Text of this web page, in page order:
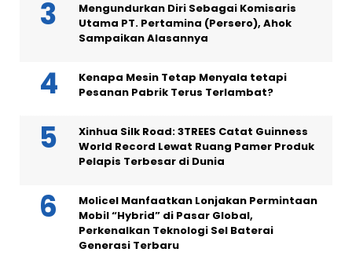
Mengundurkan Diri Sebagai Komisaris
Utama PT. Pertamina (Persero), Ahok
Sampaikan Alasannya
Kenapa Mesin Tetap Menyala tetapi
Pesanan Pabrik Terus Terlambat?
Xinhua Silk Road: 3TREES Catat Guinness
World Record Lewat Ruang Pamer Produk
Pelapis Terbesar di Dunia
Molicel Manfaatkan Lonjakan Permintaan
Mobil “Hybrid” di Pasar Global,
Perkenalkan Teknologi Sel Baterai
Generasi Terbaru